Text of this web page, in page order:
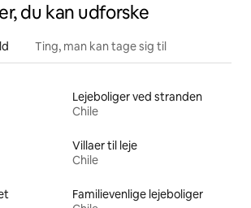
du kan udforske
Ting, man kan tage sig til
Lejeboliger ved stranden
Chile
Villaer til leje
Chile
Familievenlige lejeboliger